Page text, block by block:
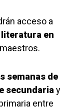
acceso a
literatura en
semanas de
secundariay
entre